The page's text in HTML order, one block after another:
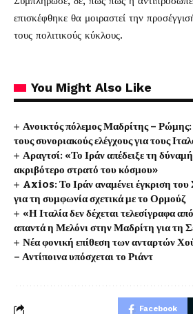
επισκέφθηκε θα μοιραστεί την
τους πολιτικούς κύκλους.
You Might Also Like
Ανοικτός πόλεμος Μαδρίτης – Ρώμης:
τους συνοριακούς ελέγχους για τους
Αραγτσί: «Το Ιράν απέδειξε τη
ακριβότερο στρατό του κόσμου»
Axios: Το Ιράν αναμένει έγκριση
για τη συμφωνία σχετικά με το Ορμούζ
«Η Ιταλία δεν δέχεται τελεσίγραφα
απαντά η Μελόνι στην Μαδρίτη για τη
Νέα φονική επίθεση των ανταρτών
– Αντίποινα υπόσχεται το Ριάντ
Facebook